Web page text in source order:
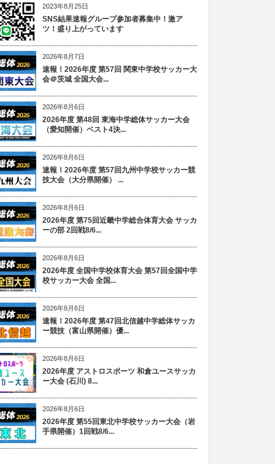
2023年8月25日
SNS結果速報グループ参加者募集中！激ア
ツ！盛り上がっています
2026年8月7日
速報！2026年度 第57回 関東中学校サッカー大
会＠茨城 全国大会...
2026年8月6日
2026年度 第48回 東海中学総体サッカー大会
（愛知開催）ベスト4決...
2026年8月6日
速報！2026年度 第57回九州中学校サッカー競
技大会（大分県開催） ...
2026年8月6日
2026年度 第75回近畿中学総合体育大会 サッカ
ーの部 2回戦8/6...
2026年8月6日
2026年度 全国中学校体育大会 第57回全国中学
校サッカー大会 全国...
2026年8月6日
速報！2026年度 第47回北信越中学総体サッカ
ー競技（富山県開催）優...
2026年8月6日
2026年度 アストロスポーツ 和倉ユースサッカ
ー大会 (石川) 8...
2026年8月6日
2026年度 第55回東北中学校サッカー大会（岩
手県開催）1回戦8/6...